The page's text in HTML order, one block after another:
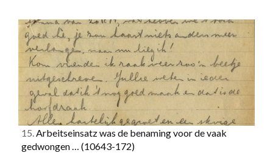
15.Arbeitseinsatz was de benaming voor de vaak
gedwongen … (10643-172)